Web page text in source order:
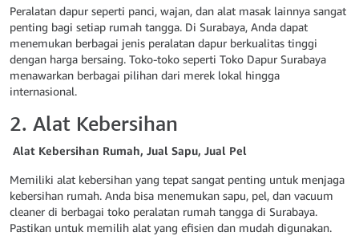
Peralatan dapur seperti panci, wajan, dan alat masak lainnya sangat
penting bagi setiap rumah tangga. Di Surabaya, Anda dapat
menemukan berbagai jenis peralatan dapur berkualitas tinggi
dengan harga bersaing. Toko-toko seperti Toko Dapur Surabaya
menawarkan berbagai pilihan dari merek lokal hingga
internasional.
2. Alat Kebersihan
Alat Kebersihan Rumah, Jual Sapu, Jual Pel
Memiliki alat kebersihan yang tepat sangat penting untuk menjaga
kebersihan rumah. Anda bisa menemukan sapu, pel, dan vacuum
cleaner di berbagai toko peralatan rumah tangga di Surabaya.
Pastikan untuk memilih alat yang efisien dan mudah digunakan.